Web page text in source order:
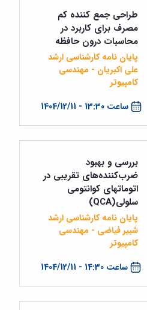
ساعت 13:30 - 1404/12/11
طراحی جمع کننده کم
مصرف برای کاربرد در
محاسبات درون حافظه
پایان نامه کارشناسی ارشد
علی اکبریان - مهندسی
کامپیوتر
ساعت 14:30 - 1404/12/11
بررسی و بهبود
ضرب‌کننده‌های تقریبی در
اتوماتهای کوانتومی
سلولی(QCA)
پایان نامه کارشناسی ارشد
شبیر فیاضی - مهندسی
کامپیوتر